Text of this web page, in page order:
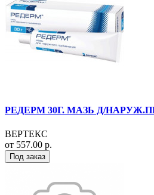
РЕДЕРМ 30Г. МАЗЬ Д/
ВЕРТЕКС
от 557.00 р.
Под заказ